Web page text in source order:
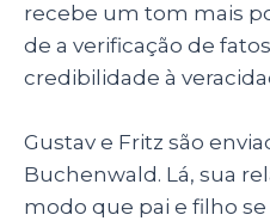
recebe um tom mais
de a verificação de
credibilidade à
Gustav e Fritz são
Buchenwald. Lá, sua
modo que pai e filho